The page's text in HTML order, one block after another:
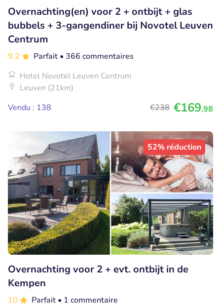
Overnachting(en) voor 2 + ontbijt + glas
bubbels + 3-gangendiner bij Novotel Leuven
Centrum
9.2 Parfait • 366 commentaires
Hotel Novotel Leuven Centrum
Leuven (21km)
Vendu : 138
€238 €169,98
52% réduction
Overnachting voor 2 + evt. ontbijt in de
Kempen
10 Parfait • 1 commentaire